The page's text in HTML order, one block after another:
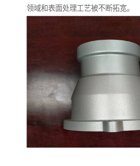
领域和表面处理工艺被不断拓宽。